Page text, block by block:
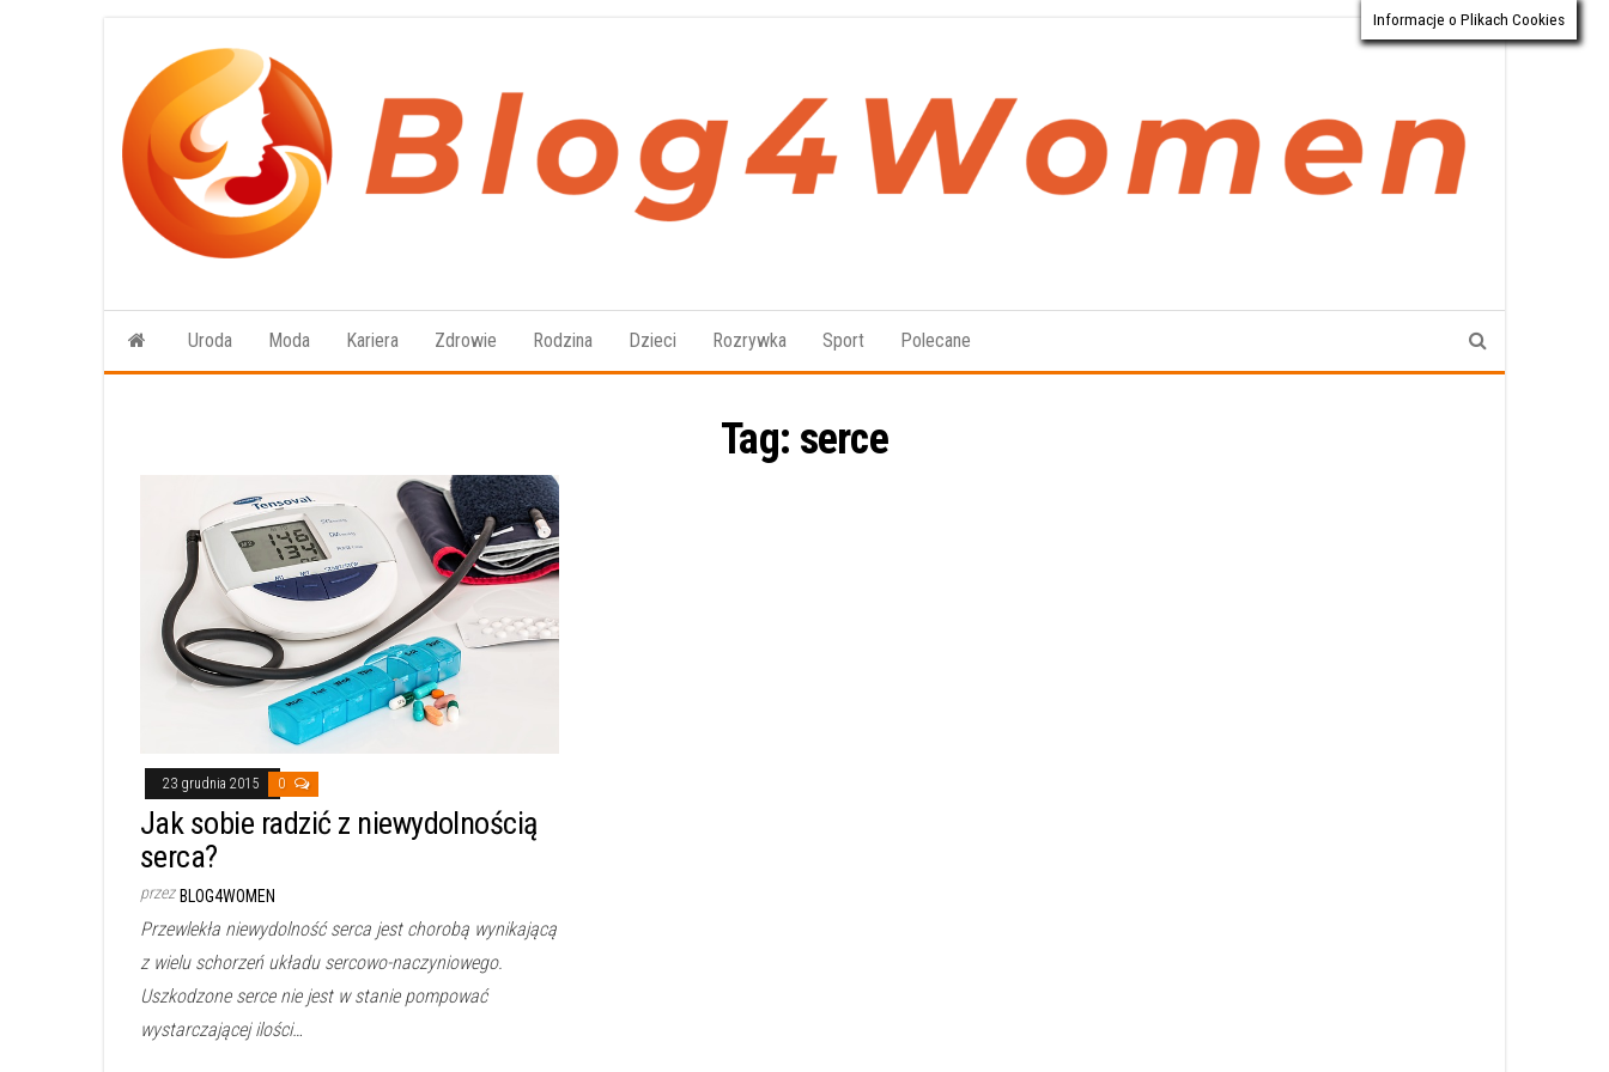
treści
o dla
kobiet
Uroda Moda Kariera Zdrowie Rodzina Dzieci Rozrywka Sport Polecane
Tag: serce
23 grudnia 2015 0
Jak sobie radzić z niewydolnością
serca?
przez BLOG4WOMEN
Przewlekła niewydolność serca jest chorobą wynikającą
z wielu schorzeń układu sercowo-naczyniowego.
Uszkodzone serce nie jest w stanie pompować
wystarczającej ilości…
Informacje o Plikach Cookies